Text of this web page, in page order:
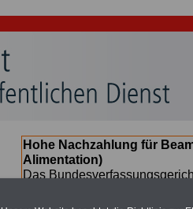
Hohe Nachzahlung für
Alimentation)
Das
Neuregelung der Besoldung